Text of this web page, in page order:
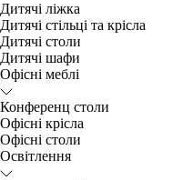
Дитячі ліжка
Дитячі стільці та крісла
Дитячі столи
Дитячі шафи
Офісні меблі
Конференц столи
Офісні крісла
Офісні столи
Освітлення